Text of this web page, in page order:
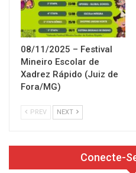
08/11/2025 – Festival
Mineiro Escolar de
Xadrez Rápido (Juiz de
Fora/MG)
PREV NEXT
Conecte-